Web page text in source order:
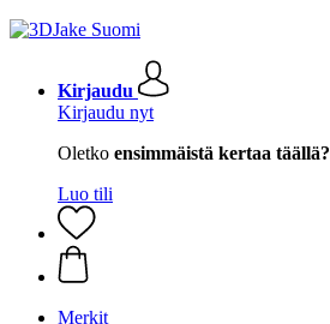
Kirjaudu
Kirjaudu nyt
Oletko ensimmäistä kertaa täällä?
Luo tili
Merkit